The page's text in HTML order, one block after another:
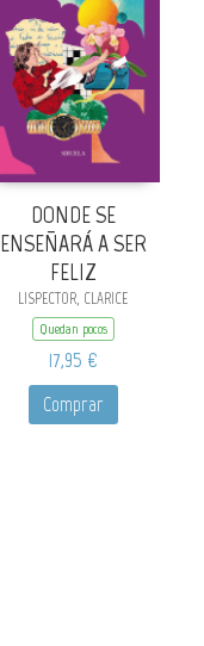
DONDE SE
ENSEÑARÁ A SER
FELIZ
LISPECTOR, CLARICE
Quedan pocos
17,95 €
Comprar